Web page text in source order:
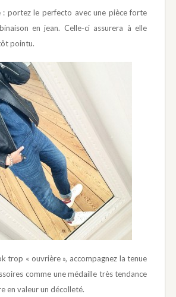
: portez le perfecto avec une pièce forte
en jean. Celle-ci assurera à elle
pointu.
trop « ouvrière », accompagnez la tenue
comme une médaille très tendance
en valeur un décolleté.